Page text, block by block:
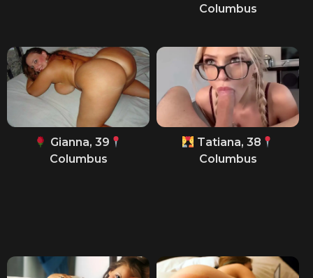
Columbus
Gianna, 39
Columbus
Tatiana, 38
Columbus